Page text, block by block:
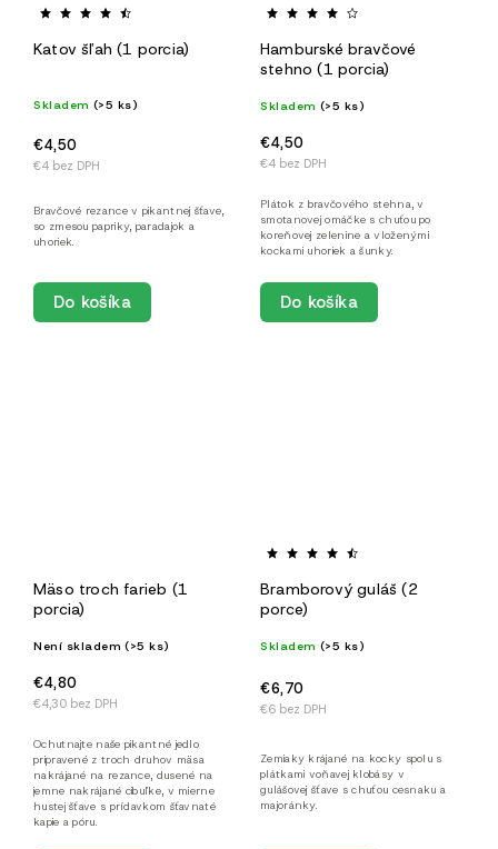
Katov šľah (1 porcia)
Skladem (>5 ks)
€4 bez DPH
€4,50
Do košíka
Bravčové rezance v pikantnej šťave,
so zmesou papriky, paradajok a
uhoriek.
Hamburské bravčové
stehno (1 porcia)
Skladem (>5 ks)
€4 bez DPH
€4,50
Do košíka
Plátok z bravčového stehna, v
smotanovej omáčke s chuťou po
koreňovej zelenine a vloženými
kockami uhoriek a šunky.
Mäso troch farieb (1
porcia)
Není skladem (>5 ks)
€4,30 bez DPH
€4,80
Ochutnajte naše pikantné jedlo
pripravené z troch druhov mäsa
nakrájané na rezance, dusené na
jemne nakrájané cibuľke, v mierne
hustej šťave s prídavkom šťavnaté
kapie a póru.
Bramborový guláš (2
porce)
Skladem (>5 ks)
€6 bez DPH
€6,70
Zemiaky krájané na kocky spolu s
plátkami voňavej klobásy v
gulášovej šťave s chuťou cesnaku a
majoránky.